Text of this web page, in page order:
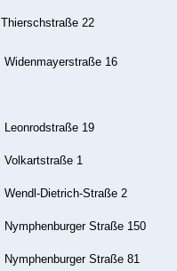
Thierschstraße 22
Widenmayerstraße 16
Leonrodstraße 19
Volkartstraße 1
Wendl-Dietrich-Straße 2
Nymphenburger Straße 150
Nymphenburger Straße 81